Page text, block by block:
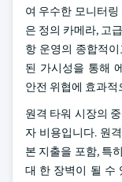
여 우수한 모니터
은 정의 카메라, 고
항 운영의 종합적
된 가시성을 통해
안전 위협에 효과
원격 타워 시장의
자 비용입니다. 원
본 지출을 포함, 특
대 한 장벽이 될 수